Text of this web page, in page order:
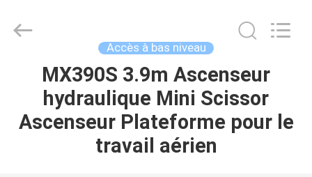
MAISON
MACHINERY
Accès à bas niveau
MX390S 3.9m Ascenseur
hydraulique Mini Scissor
Ascenseur Plateforme pour le
travail aérien